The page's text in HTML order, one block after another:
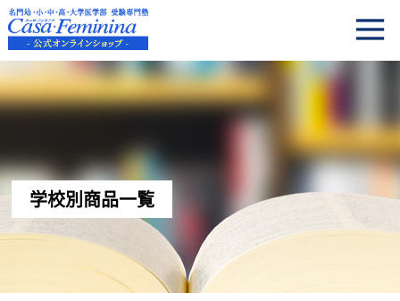
学校別商品一覧